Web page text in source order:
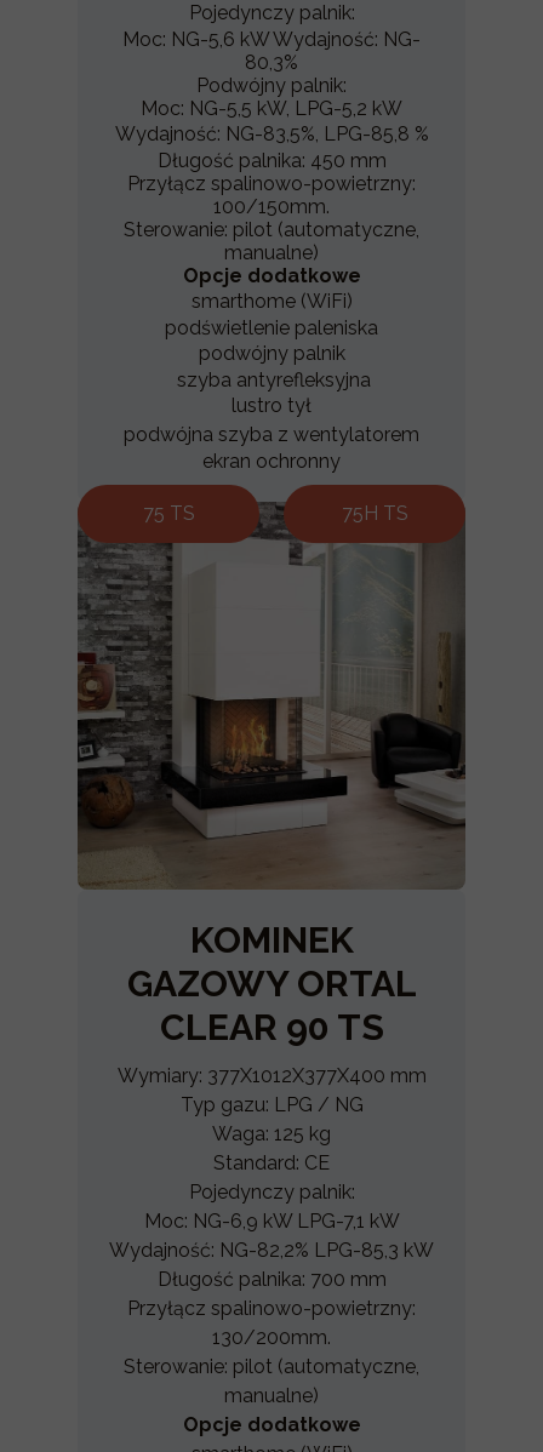
KOMINEK
GAZOWY ORTAL
CLEAR 90 TS
Wymiary: 377X1012X377X400 mm
Typ gazu: LPG / NG
Waga: 125 kg
Standard: CE
Pojedynczy palnik:
Moc: NG-6,9 kW LPG-7,1 kW
Wydajność: NG-82,2% LPG-85,3 kW
Długość palnika: 700 mm
Przyłącz spalinowo-powietrzny:
130/200mm.
Sterowanie: pilot (automatyczne,
manualne)
Opcje dodatkowe
75H TS
75 TS
Pojedynczy palnik:
Moc: NG-5,6 kW Wydajność: NG-
80,3%
Podwójny palnik:
Moc: NG-5,5 kW, LPG-5,2 kW
Wydajność: NG-83,5%, LPG-85,8 %
Długość palnika: 450 mm
Przyłącz spalinowo-powietrzny:
100/150mm.
Sterowanie: pilot (automatyczne,
manualne)
Opcje dodatkowe
smarthome (WiFi)
podświetlenie paleniska
podwójny palnik
szyba antyrefleksyjna
lustro tył
podwójna szyba z wentylatorem
ekran ochronny